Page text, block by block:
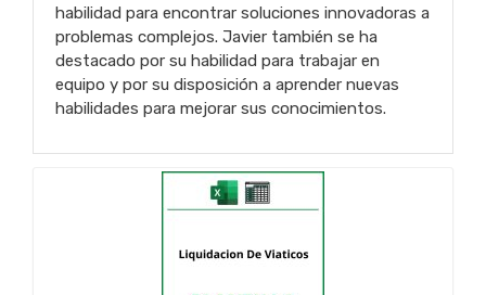
habilidad para encontrar soluciones innovadoras a
problemas complejos. Javier también se ha
destacado por su habilidad para trabajar en
equipo y por su disposición a aprender nuevas
habilidades para mejorar sus conocimientos.